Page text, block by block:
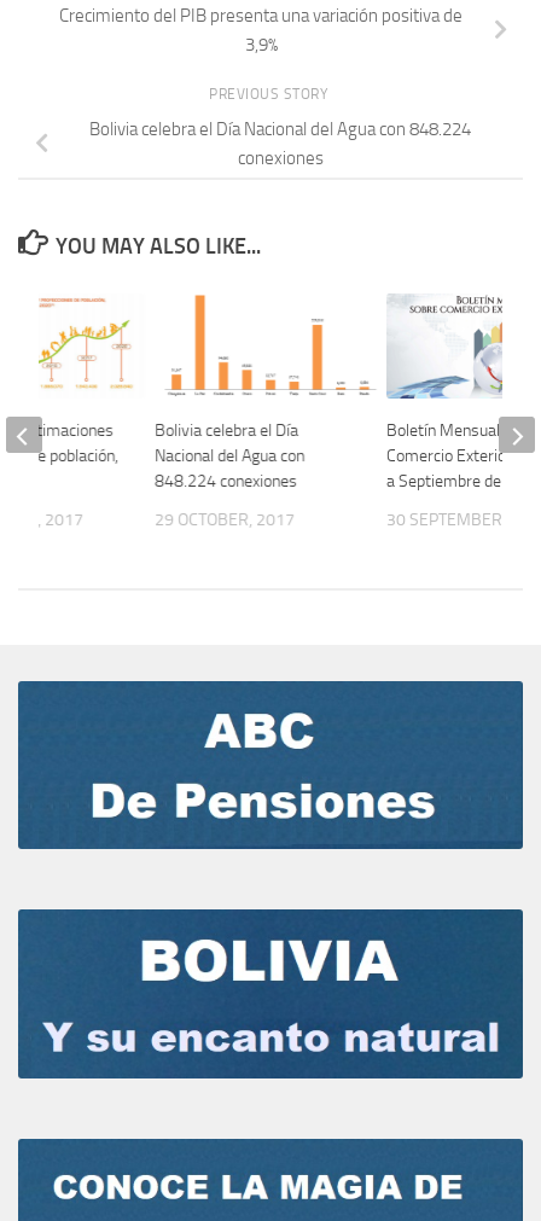
Crecimiento del PIB presenta una variación positiva de
3,9%
PREVIOUS STORY
Bolivia celebra el Día Nacional del Agua con 848.224
conexiones
YOU MAY ALSO LIKE...
Bolivia celebra el Día
Nacional del Agua con
848.224 conexiones
29 OCTOBER, 2017
Boletín Mensual
Comercio Exterior de
a Septiembre de
30 SEPTEMBER,
estimaciones
de población,
2017